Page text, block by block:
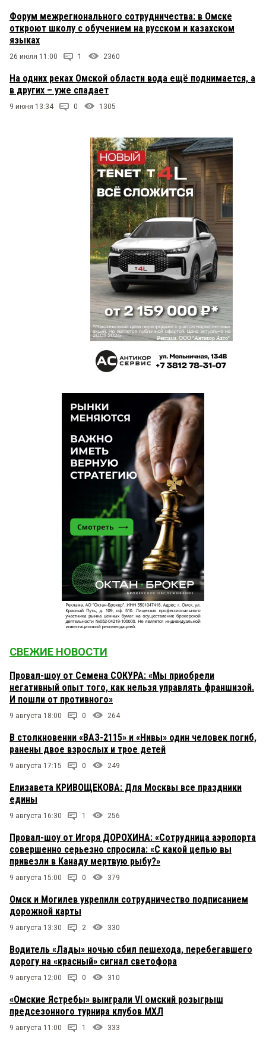
Форум межрегионального сотрудничества: в Омске
откроют школу с обучением на русском и казахском
языках
26 июля 11:00 1 2360
На одних реках Омской области вода ещё поднимается, а
в других – уже спадает
9 июня 13:34 0 1305
СВЕЖИЕ НОВОСТИ
Провал-шоу от Семена СОКУРА: «Мы приобрели
негативный опыт того, как нельзя управлять франшизой.
И пошли от противного»
9 августа 18:00 0 264
В столкновении «ВАЗ-2115» и «Нивы» один человек погиб,
ранены двое взрослых и трое детей
9 августа 17:15 0 249
Елизавета КРИВОЩЕКОВА: Для Москвы все праздники
едины
9 августа 16:30 1 256
Провал-шоу от Игоря ДОРОХИНА: «Сотрудница аэропорта
совершенно серьезно спросила: «С какой целью вы
привезли в Канаду мертвую рыбу?»
9 августа 15:00 0 379
Омск и Могилев укрепили сотрудничество подписанием
дорожной карты
9 августа 13:30 2 330
Водитель «Лады» ночью сбил пешехода, перебегавшего
дорогу на «красный» сигнал светофора
9 августа 12:00 0 310
«Омские Ястребы» выиграли VI омский розыгрыш
предсезонного турнира клубов МХЛ
9 августа 11:00 1 333